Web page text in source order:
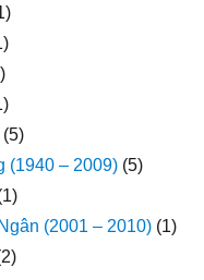
(5)
(1940 – 2009) (5)
(2001 – 2010) (1)